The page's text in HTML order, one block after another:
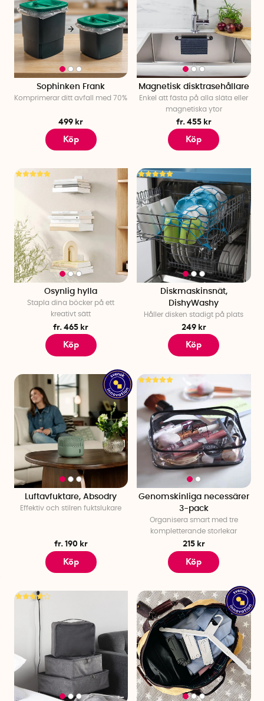
Sophinken Frank
Komprimerar ditt avfall med 70%
499 kr
Köp
Magnetisk disktrasehållare
Enkel att fästa på alla släta eller
magnetiska ytor
fr. 455 kr
Köp
Osynlig hylla
Stapla dina böcker på ett
kreativt sätt
fr. 465 kr
Köp
Diskmaskinsnät,
DishyWashy
Håller disken stadigt på plats
249 kr
Köp
Luftavfuktare, Absodry
Effektiv och stilren fuktslukare
fr. 190 kr
Köp
Genomskinliga necessärer
3-pack
Organisera smart med tre
kompletterande storlekar
215 kr
Köp